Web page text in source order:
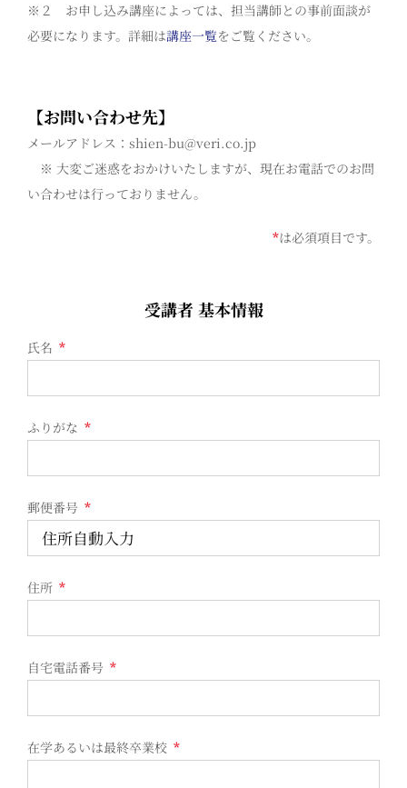
※２ お申し込み講座によっては、担当講師との事前面談が
必要になります。詳細は講座一覧をご覧ください。
【お問い合わせ先】
メールアドレス：shien-bu@veri.co.jp
※ 大変ご迷惑をおかけいたしますが、現在お電話でのお問
い合わせは行っておりません。
*は必須項目です。
受講者 基本情報
氏名 *
ふりがな *
郵便番号 *
住所 *
自宅電話番号 *
在学あるいは最終卒業校 *